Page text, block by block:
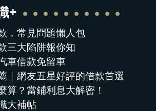
+
，常見問題懶人包
三大陷阱報你知
車借款免留車
｜網友五星好評的借款首選
算？當鋪利息大解密！
大補帖